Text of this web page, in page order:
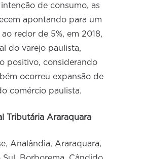
de consumo, as
apontando para um
redor de 5%, em 2018,
do varejo paulista,
positivo, considerando
ocorreu expansão de
comércio paulista.
Tributária Araraquara
Analândia, Araraquara,